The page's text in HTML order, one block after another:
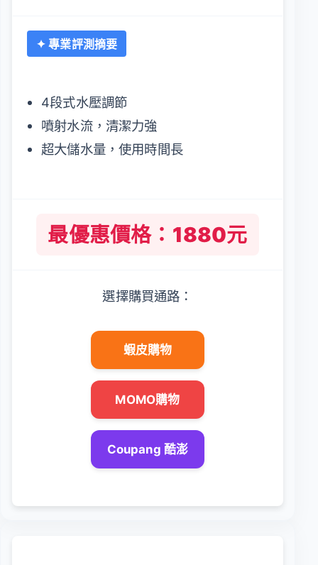
✦ 專業評測摘要
4段式水壓調節
噴射水流，清潔力強
超大儲水量，使用時間長
最優惠價格：1880元
選擇購買通路：
蝦皮購物
MOMO購物
Coupang 酷澎